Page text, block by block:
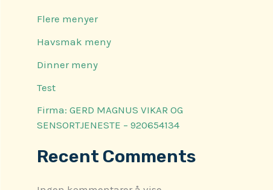
Flere menyer
Havsmak meny
Dinner meny
Test
Firma: GERD MAGNUS VIKAR OG
SENSORTJENESTE – 920654134
Recent Comments